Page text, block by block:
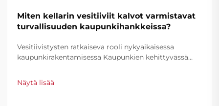
Miten kellarin vesitiiviit kalvot varmistavat
turvallisuuden kaupunkihankkeissa?
Vesitiivistysten ratkaiseva rooli nykyaikaisessa
kaupunkirakentamisessa Kaupunkien kehittyvässä
muodostuneet välttämättömäksi osaksi rakennusten
turvallisuutta ja rakenteellista eheyttä. Kun
Näytä lisää